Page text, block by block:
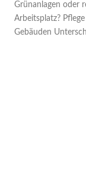
Grünanlagen oder
Arbeitsplatz?
Gebäuden